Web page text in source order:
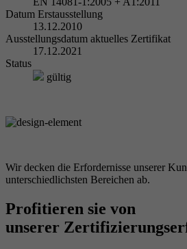
Datum Erstausstellung
13.12.2010
Ausstellungsdatum aktuelles Zertifikat
17.12.2021
Status
gültig
Wir decken die Erfordernisse unserer
unterschiedlichsten Bereichen ab.
Profitieren sie von
unserer